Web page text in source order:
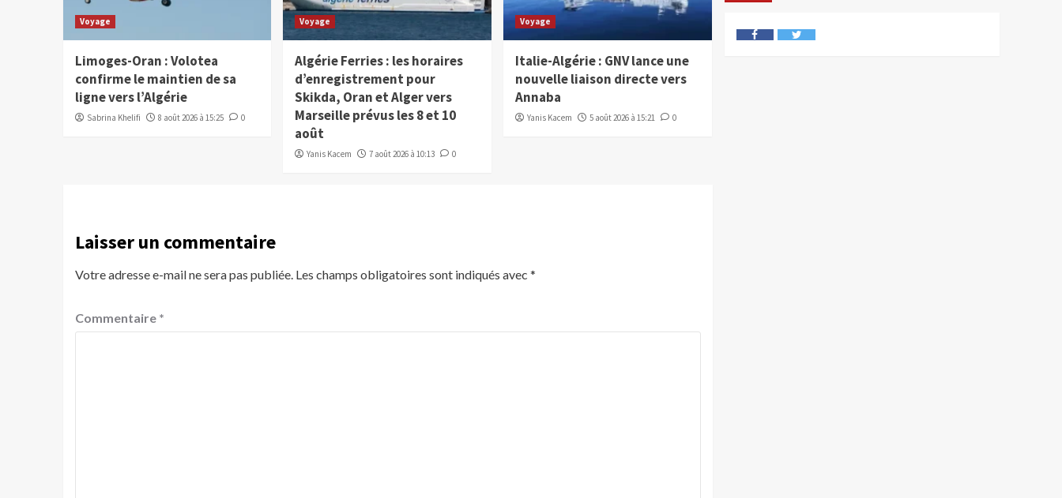
Voyage
Limoges-Oran : Volotea
confirme le maintien de sa
ligne vers l’Algérie
Sabrina Khelifi 8 août 2026 à 15:25 0
Voyage
Algérie Ferries : les horaires
d’enregistrement pour
Skikda, Oran et Alger vers
Marseille prévus les 8 et 10
août
Yanis Kacem 7 août 2026 à 10:13 0
Voyage
Italie-Algérie : GNV lance une
nouvelle liaison directe vers
Annaba
Yanis Kacem 5 août 2026 à 15:21 0
Laisser un commentaire
Votre adresse e-mail ne sera pas publiée. Les champs obligatoires sont indiqués avec *
Commentaire *